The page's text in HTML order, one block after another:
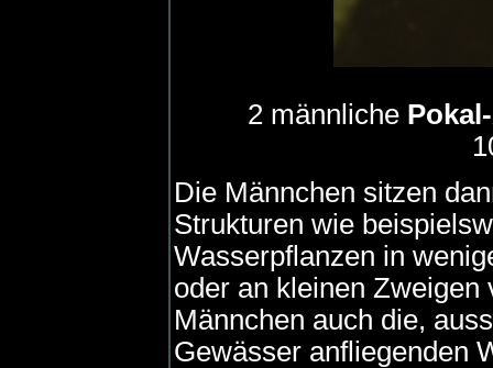
2 männliche
Die Männchen sitzen
Strukturen wie
Wasserpflanzen in
oder an kleinen
Männchen auch die,
Gewässer anfliegenden